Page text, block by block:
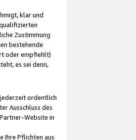
klar und
Zustimmung
bestehende
oder empfiehlt)
es sei denn,
ordentlich
Ausschluss des
Website in
Ihre Pflichten aus